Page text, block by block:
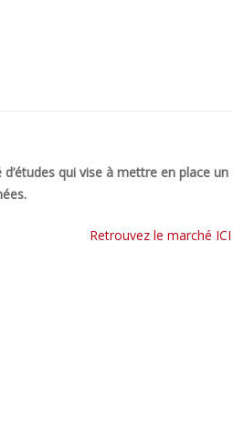
qui vise à mettre en place
Retrouvez le marché ICI